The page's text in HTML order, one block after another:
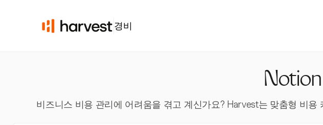
경비
Notion
비즈니스 비용 관리에 어려움을 겪고 계신가요? Harvest는 맞춤형 비